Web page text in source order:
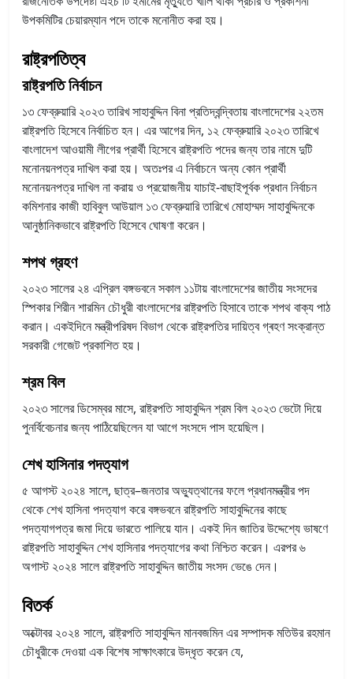
উপকমিটির চেয়ারম্যান পদে তাকে মনোনীত করা হয়।
রাষ্ট্রপতিত্ব
রাষ্ট্রপতি নির্বাচন
১৩ ফেব্রুয়ারি ২০২৩ তারিখ সাহাবুদ্দিন বিনা প্রতিদ্বন্দ্বিতায় বাংলাদেশের ২২তম
রাষ্ট্রপতি হিসেবে নির্বাচিত হন। এর আগের দিন, ১২ ফেব্রুয়ারি ২০২৩ তারিখে
বাংলাদেশ আওয়ামী লীগের প্রার্থী হিসেবে রাষ্ট্রপতি পদের জন্য তার নামে দুটি
মনোনয়নপত্র দাখিল করা হয়। অতঃপর এ নির্বাচনে অন্য কোন প্রার্থী
মনোনয়নপত্র দাখিল না করায় ও প্রয়োজনীয় যাচাই-বাছাইপূর্বক প্রধান নির্বাচন
কমিশনার কাজী হাবিবুল আউয়াল ১৩ ফেব্রুয়ারি তারিখে মোহাম্মদ সাহাবুদ্দিনকে
আনুষ্ঠানিকভাবে রাষ্ট্রপতি হিসেবে ঘোষণা করেন।
শপথ গ্রহণ
২০২৩ সালের ২৪ এপ্রিল বঙ্গভবনে সকাল ১১টায় বাংলাদেশের জাতীয় সংসদের
স্পিকার শিরীন শারমিন চৌধুরী বাংলাদেশের রাষ্ট্রপতি হিসাবে তাকে শপথ বাক্য পাঠ
করান। একইদিনে মন্ত্রীপরিষদ বিভাগ থেকে রাষ্ট্রপতির দায়িত্ব গ্ৰহণ সংক্রান্ত
সরকারী গেজেট প্রকাশিত হয়।
শ্রম বিল
২০২৩ সালের ডিসেম্বর মাসে, রাষ্ট্রপতি সাহাবুদ্দিন শ্রম বিল ২০২৩ ভেটো দিয়ে
পুনর্বিবেচনার জন্য পাঠিয়েছিলেন যা আগে সংসদে পাস হয়েছিল।
শেখ হাসিনার পদত্যাগ
৫ আগস্ট ২০২৪ সালে, ছাত্র–জনতার অভ্যুত্থানের ফলে প্রধানমন্ত্রীর পদ
থেকে শেখ হাসিনা পদত্যাগ করে বঙ্গভবনে রাষ্ট্রপতি সাহাবুদ্দিনের কাছে
পদত্যাগপত্র জমা দিয়ে ভারতে পালিয়ে যান। একই দিন জাতির উদ্দেশ্যে ভাষণে
রাষ্ট্রপতি সাহাবুদ্দিন শেখ হাসিনার পদত্যাগের কথা নিশ্চিত করেন। এরপর ৬
অগাস্ট ২০২৪ সালে রাষ্ট্রপতি সাহাবুদ্দিন জাতীয় সংসদ ভেঙে দেন।
বিতর্ক
অক্টোবর ২০২৪ সালে, রাষ্ট্রপতি সাহাবুদ্দিন মানবজমিন এর সম্পাদক মতিউর রহমান
চৌধুরীকে দেওয়া এক বিশেষ সাক্ষাৎকারে উদ্ধৃত করেন যে,